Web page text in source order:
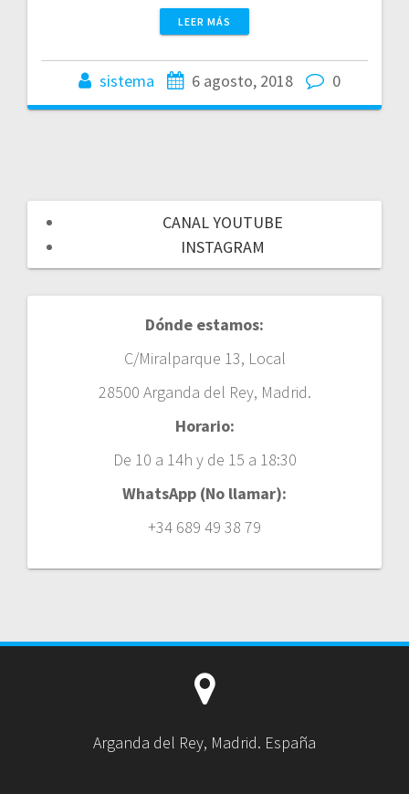
LEER MÁS
sistema 6 agosto, 2018 0
CANAL YOUTUBE
INSTAGRAM
Dónde estamos:
C/Miralparque 13, Local
28500 Arganda del Rey, Madrid.
Horario:
De 10 a 14h y de 15 a 18:30
WhatsApp (No llamar):
+34 689 49 38 79
Arganda del Rey, Madrid. España